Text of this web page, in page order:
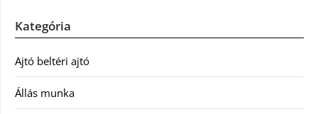
Kategória
Ajtó beltéri ajtó
Állás munka